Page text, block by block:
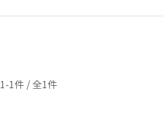
1-1件 / 全1件